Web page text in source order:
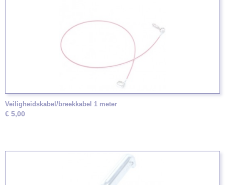
Veiligheidskabel/breekkabel 1 meter
€ 5,00